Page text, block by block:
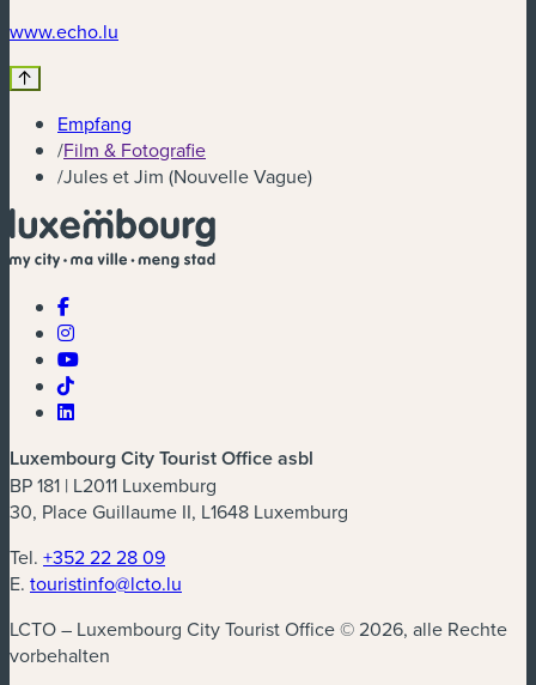
www.echo.lu
Empfang
/Film & Fotografie
/Jules et Jim (Nouvelle Vague)
Luxembourg City Tourist Office asbl
BP 181 | L2011 Luxemburg
30, Place Guillaume II, L1648 Luxemburg
Tel. +352 22 28 09
E. touristinfo@lcto.lu
LCTO – Luxembourg City Tourist Office © 2026, alle Rechte
vorbehalten